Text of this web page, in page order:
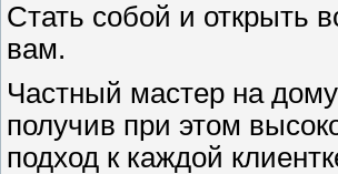
Стать собой и открыть
вам.
Частный мастер на
получив при этом
подход к каждой